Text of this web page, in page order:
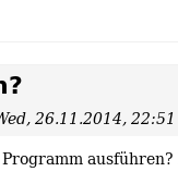
26.11.2014, 22:51